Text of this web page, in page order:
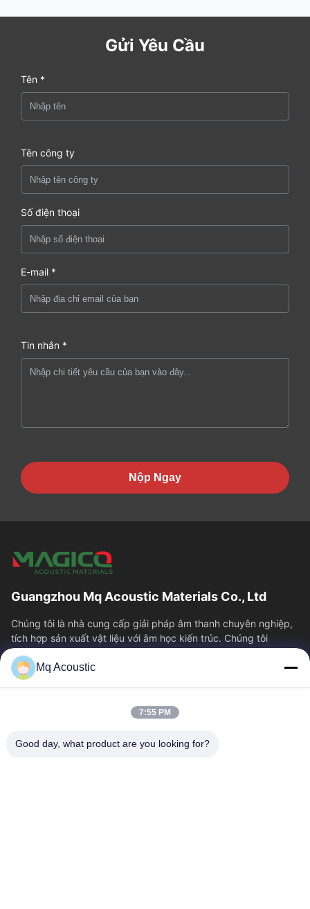
Gửi Yêu Cầu
Tên *
Tên công ty
Số điện thoại
E-mail *
Tin nhắn *
Nộp Ngay
Guangzhou Mq Acoustic Materials Co., Ltd
Chúng tôi là nhà cung cấp giải pháp âm thanh chuyên nghiệp,
tích hợp sản xuất vật liệu với âm học kiến trúc. Chúng tôi
chuyên về các loại tấm tiêu...
Liên Kết Nhanh
Về Chúng Tôi
Chuyến Tham Quan Nhà Máy
Kiểm Soát Chất Lượng
Mq Acoustic
7:55 PM
Good day, what product are you looking for?